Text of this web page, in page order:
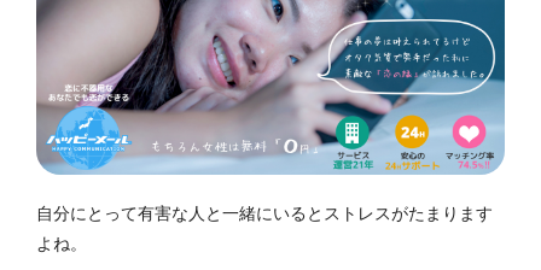
自分にとって有害な人と一緒にいるとストレスがたまります
よね。